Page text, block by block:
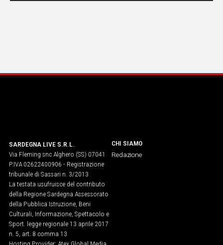
SARDEGNA LIVE S.R.L.
Via Fleming snc Alghero (SS) 07041
P.IVA 02622400906 - Registrazione
tribunale di Sassari n. 3/2013
La testata usufruisce del contributo
della Regione Sardegna Assessorato
della Pubblica Istruzione, Beni
Culturali, Informazione, Spettacolo e
Sport. legge regionale 13 aprile 2017
n. 5, art. 8 comma 13
CHI SIAMO
Redazione